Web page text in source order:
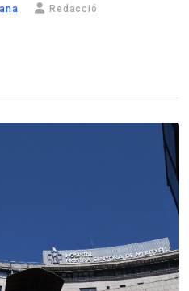
Redacció